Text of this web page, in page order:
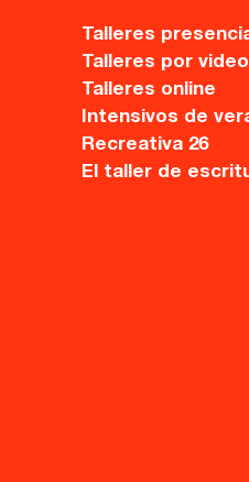
Asesoría y Corrección
Tutorías
Directorios
Talleres
Talleres por
Talleres online
Intensivos de
Recreativa 26
El taller de